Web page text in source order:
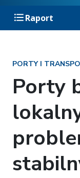
Raport
PORTY I
Porty